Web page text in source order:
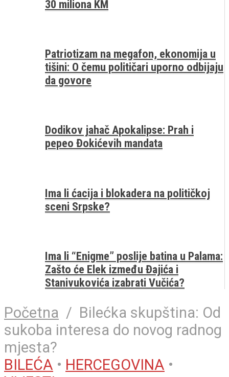
30 miliona KM
Patriotizam na megafon, ekonomija u
tišini: O čemu političari uporno odbijaju
da govore
Dodikov jahač Apokalipse: Prah i
pepeo Đokićevih mandata
Ima li ćacija i blokadera na političkoj
sceni Srpske?
Ima li “Enigme” poslije batina u Palama:
Zašto će Elek između Đajića i
Stanivukovića izabrati Vučića?
Početna / Bilećka skupština: Od
sukoba interesa do novog radnog
mjesta?
BILEĆA • HERCEGOVINA •